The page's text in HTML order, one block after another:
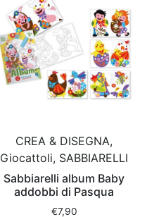
CREA & DISEGNA,
Giocattoli, SABBIARELLI
Sabbiarelli album Baby
addobbi di Pasqua
€7,90